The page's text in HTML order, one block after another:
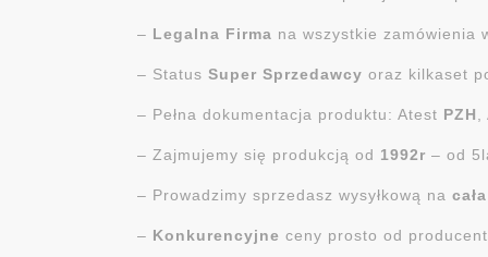
– Legalna Firma na wszystkie zamówienia
– Status Super Sprzedawcy oraz kilkaset
– Pełna dokumentacja produktu: Atest PZH
– Zajmujemy się produkcją od 1992r – od
– Prowadzimy sprzedasz wysyłkową na
– Konkurencyjne ceny prosto od